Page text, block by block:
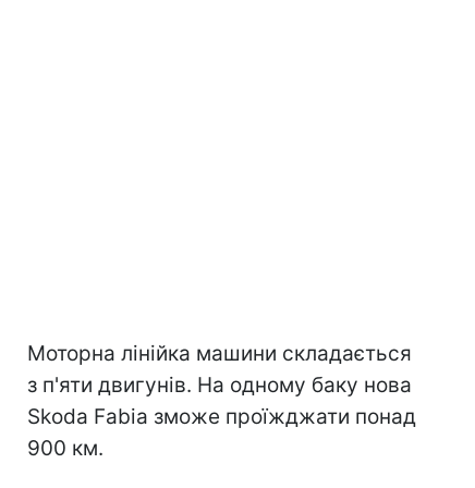
Моторна лінійка машини складається
з п'яти двигунів. На одному баку нова
Skoda Fabia зможе проїжджати понад
900 км.